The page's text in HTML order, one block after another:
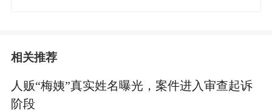
相关推荐
人贩“梅姨”真实姓名曝光，案件进入审查起诉
阶段